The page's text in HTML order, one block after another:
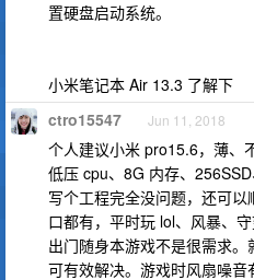
置硬盘启动系统。
小米笔记本 Air 13.3 了解下
ctro15547 Jun 11, 2018
个人建议小米 pro15.6，薄、
低压 cpu、8G 内存、256SSD
写个工程完全没问题，还可
口都有，平时玩 lol、风暴、
出门随身本游戏不是很需求
可有效解决。游戏时风扇噪音